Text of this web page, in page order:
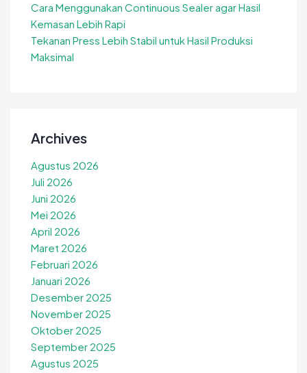
Cara Menggunakan Continuous Sealer agar Hasil
Kemasan Lebih Rapi
Tekanan Press Lebih Stabil untuk Hasil Produksi
Maksimal
Archives
Agustus 2026
Juli 2026
Juni 2026
Mei 2026
April 2026
Maret 2026
Februari 2026
Januari 2026
Desember 2025
November 2025
Oktober 2025
September 2025
Agustus 2025